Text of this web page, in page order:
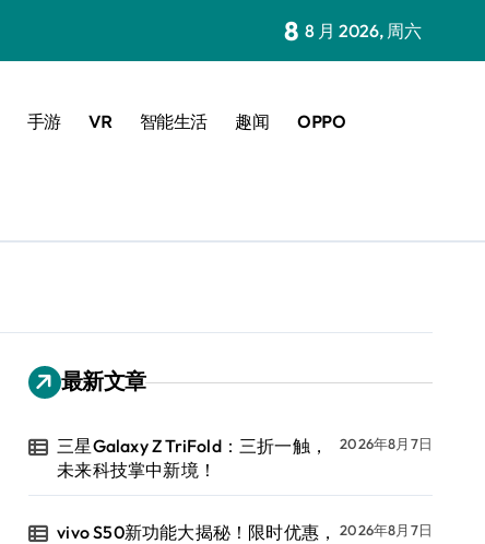
8 8 月 2026, 周六
手游 VR 智能生活 趣闻 OPPO
最新文章
三星Galaxy Z TriFold：三折一触，
未来科技掌中新境！
2026年8月7日
vivo S50新功能大揭秘！限时优惠，
2026年8月7日